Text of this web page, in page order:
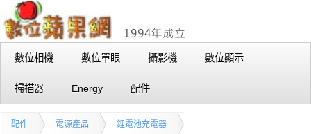
數位相機 數位單眼 攝影機 數位顯示
掃描器 Energy 配件
配件 電源產品 鋰電池充電器